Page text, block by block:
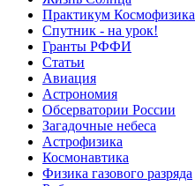
Практикум Космофизика
Спутник - на урок!
Гранты РФФИ
Статьи
Авиация
Астрономия
Обсерватории России
Загадочные небеса
Астрофизика
Космонавтика
Физика газового разряда